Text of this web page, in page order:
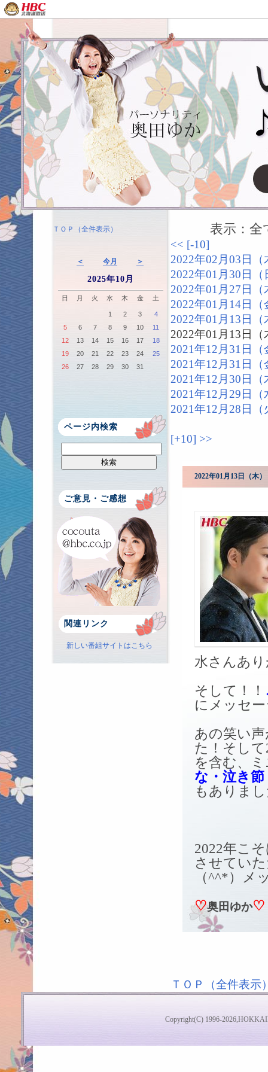
ＴＯＰ（全件表示）
＜ 今月 ＞
2025年10月
日 月 火 水 木 金 土
1 2 3
4
5
6 7 8 9 10
11
12
13 14 15 16 17
18
19
20 21 22 23 24
25
26
27 28 29 30 31
ページ内検索
ご意見・ご感想
関連リンク
新しい番組サイトはこちら
表示：全て
<< [-10]
2022年02月03
2022年01月30
2022年01月27
2022年01月14
2022年01月13
2022年01月13
2021年12月31
2021年12月31
2021年12月30
2021年12月29
2021年12月28
[+10] >>
2022年01月13日（
水さんあ
そして！！
にメッセ
あの笑い
た！そし
を含む、
な・泣き節
もありま
2022年こ
させてい
（^^*）メ
♡奥田ゆか♡
ＴＯＰ（全件表示
Copyright(C) 1996-